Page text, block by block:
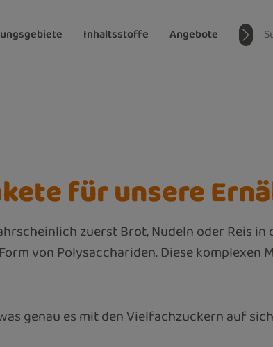
Inhaltsstoffe Angebote
für unsere
zuerst Brot, Nudeln oder Reis
von Polysacchariden. Diese
genau es mit den Vielfachzuckern auf